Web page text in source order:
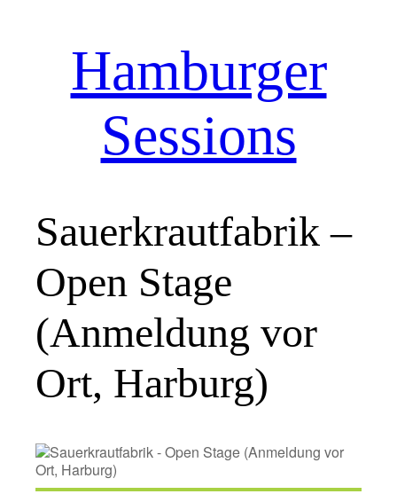
Hamburger
Sessions
Sauerkrautfabrik –
Open Stage
(Anmeldung vor
Ort, Harburg)